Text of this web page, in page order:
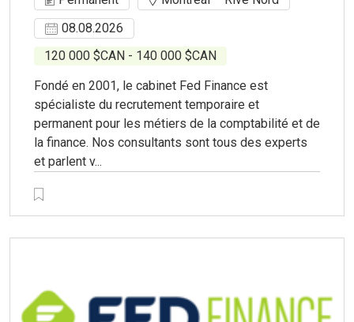
08.08.2026
120 000 $CAN - 140 000 $CAN
Fondé en 2001, le cabinet Fed Finance est
spécialiste du recrutement temporaire et
permanent pour les métiers de la comptabilité et de
la finance. Nos consultants sont tous des experts
et parlent v...